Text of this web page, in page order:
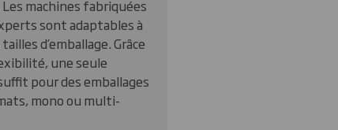
machines fabriquées
sont adaptables à
d’emballage. Grâce
une seule
pour des emballages
mono ou multi-